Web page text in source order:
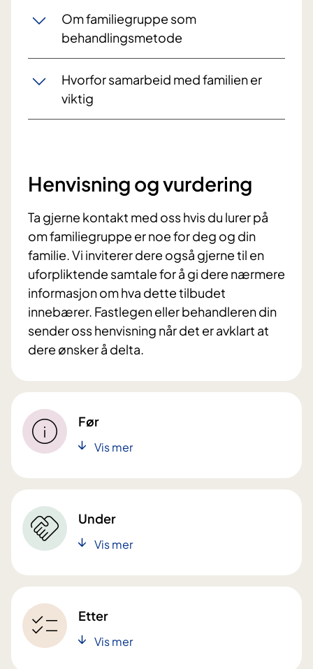
Om familiegruppe som
behandlingsmetode
Hvorfor samarbeid med familien er
viktig
Henvisning og vurdering
Ta gjerne kontakt med oss hvis du lurer på
om familiegruppe er noe for deg og din
familie. Vi inviterer dere også gjerne til en
uforpliktende samtale for å gi dere nærmere
informasjon om hva dette tilbudet
innebærer. Fastlegen eller behandleren din
sender oss henvisning når det er avklart at
dere ønsker å delta.
Før
Vis mer
Under
Vis mer
Etter
Vis mer